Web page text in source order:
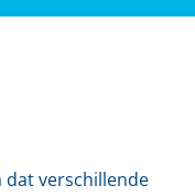
dat verschillende